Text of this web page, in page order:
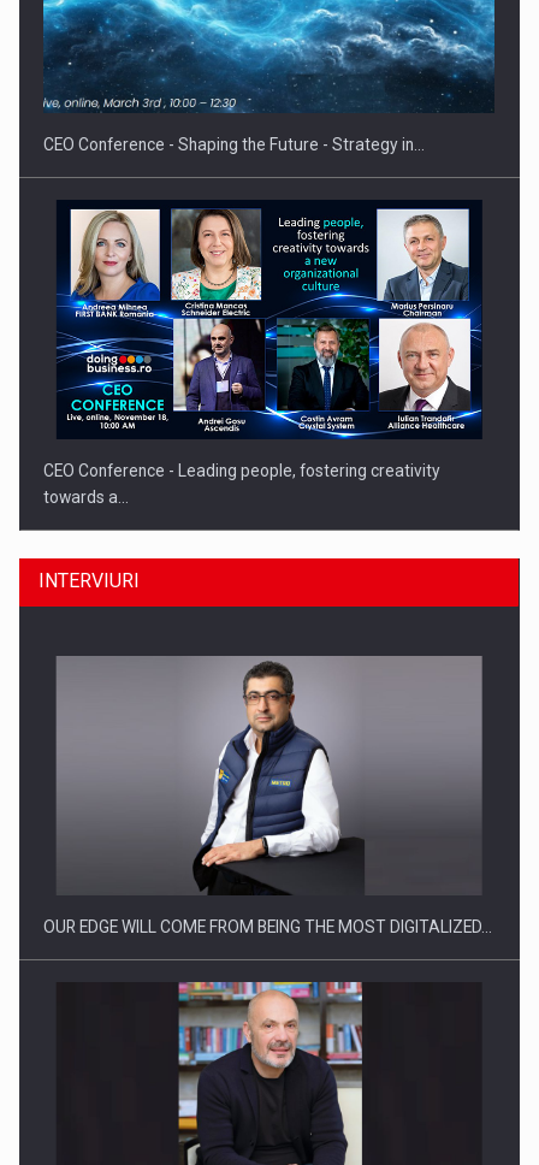
Cum invatam sa spunem nu intr-o cultura care pedepseste…
CEO Conference - Shaping the Future - Strategy in…
CEO Conference - Leading people, fostering creativity
towards a…
CEO Conference - Shaping The Future - Technology and…
Webinar - Business Evolution-RETHINK STRATEGY-Finantare
INTERVIURI
OUR EDGE WILL COME FROM BEING THE MOST DIGITALIZED…